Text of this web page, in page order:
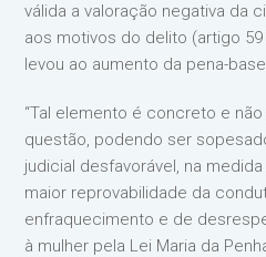
válida a valoração negativa da
aos motivos do delito (artigo
levou ao aumento da pena-
“Tal elemento é concreto e
questão, podendo ser
judicial desfavorável, na
maior reprovabilidade da
enfraquecimento e de
à mulher pela Lei Maria da